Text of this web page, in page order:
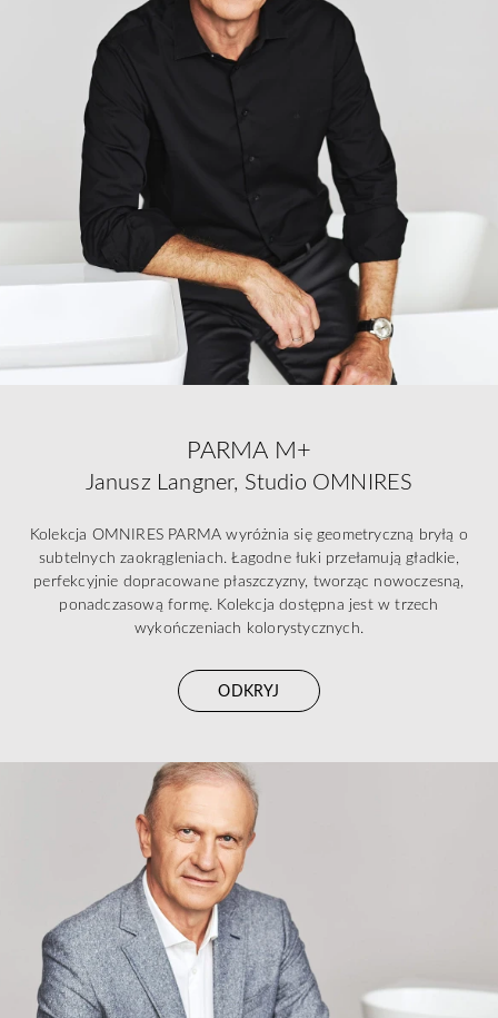
PARMA M+
Janusz Langner, Studio OMNIRES
Kolekcja OMNIRES PARMA wyróżnia się geometryczną bryłą o
subtelnych zaokrągleniach. Łagodne łuki przełamują gładkie,
perfekcyjnie dopracowane płaszczyzny, tworząc nowoczesną,
ponadczasową formę. Kolekcja dostępna jest w trzech
wykończeniach kolorystycznych.
ODKRYJ